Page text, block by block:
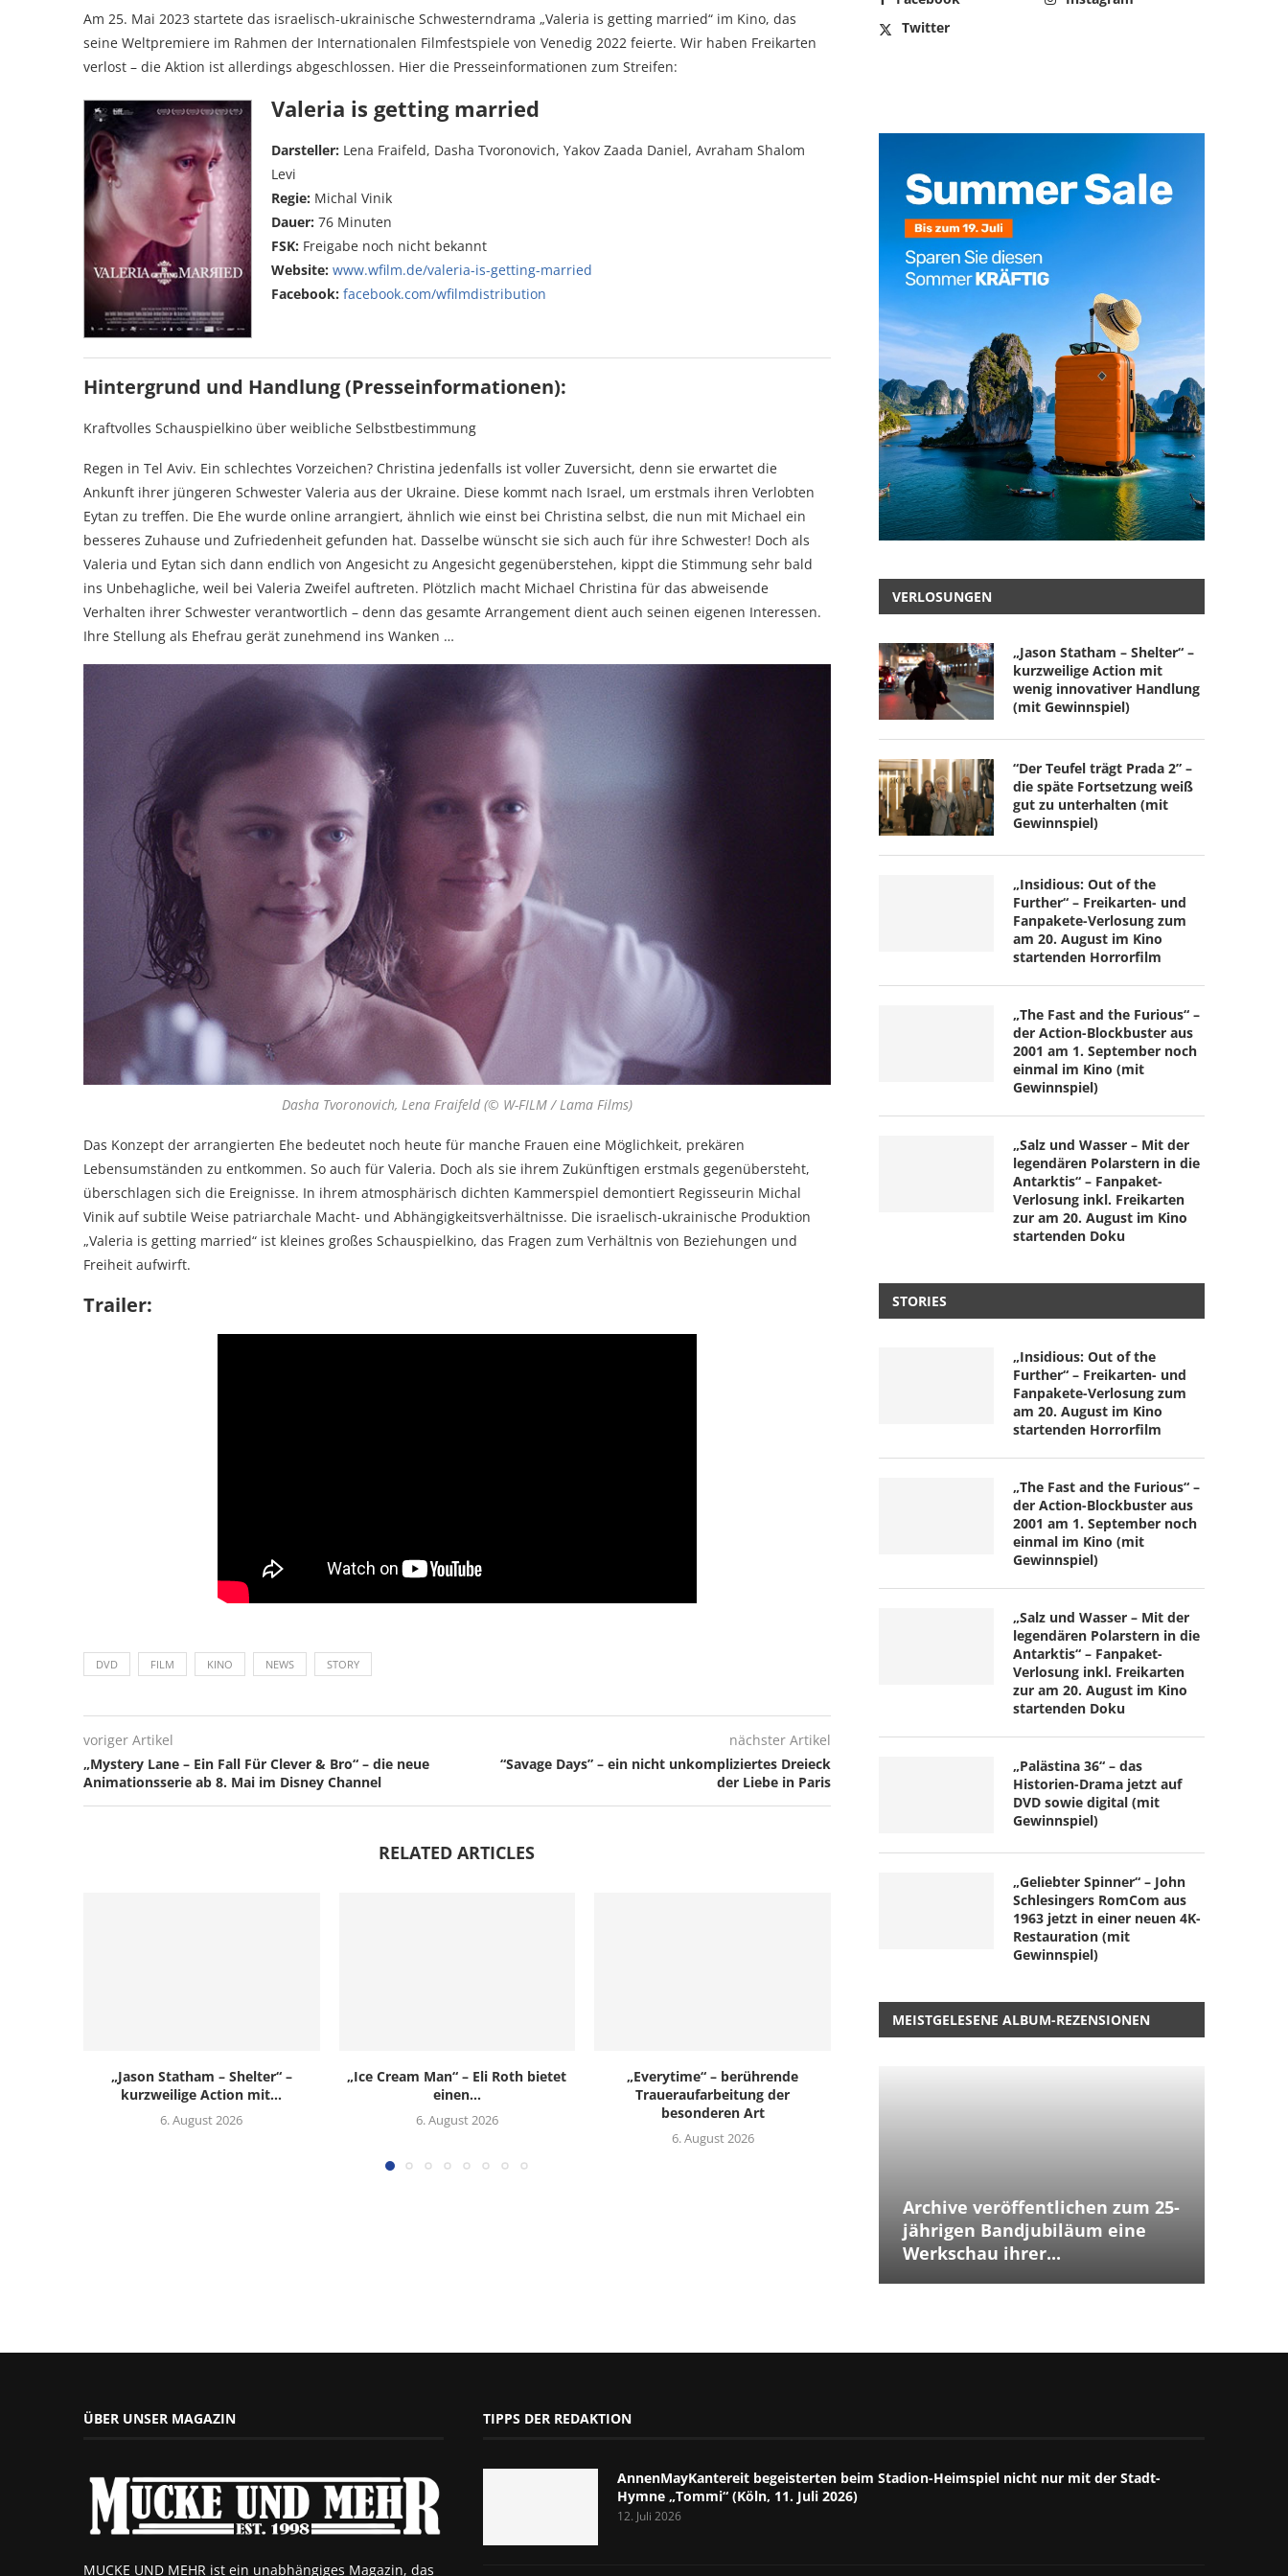
Am 25. Mai 2023 startete das israelisch-ukrainische Schwesterndrama „Valeria is getting married“ im Kino, das
seine Weltpremiere im Rahmen der Internationalen Filmfestspiele von Venedig 2022 feierte. Wir haben Freikarten
verlost – die Aktion ist allerdings abgeschlossen. Hier die Presseinformationen zum Streifen:
Valeria is getting married
Darsteller: Lena Fraifeld, Dasha Tvoronovich, Yakov Zaada Daniel, Avraham Shalom
Levi
Regie: Michal Vinik
Dauer: 76 Minuten
FSK: Freigabe noch nicht bekannt
Website: www.wfilm.de/valeria-is-getting-married
Facebook: facebook.com/wfilmdistribution
Hintergrund und Handlung (Presseinformationen):
Kraftvolles Schauspielkino über weibliche Selbstbestimmung
Regen in Tel Aviv. Ein schlechtes Vorzeichen? Christina jedenfalls ist voller Zuversicht, denn sie erwartet die
Ankunft ihrer jüngeren Schwester Valeria aus der Ukraine. Diese kommt nach Israel, um erstmals ihren Verlobten
Eytan zu treffen. Die Ehe wurde online arrangiert, ähnlich wie einst bei Christina selbst, die nun mit Michael ein
besseres Zuhause und Zufriedenheit gefunden hat. Dasselbe wünscht sie sich auch für ihre Schwester! Doch als
Valeria und Eytan sich dann endlich von Angesicht zu Angesicht gegenüberstehen, kippt die Stimmung sehr bald
ins Unbehagliche, weil bei Valeria Zweifel auftreten. Plötzlich macht Michael Christina für das abweisende
Verhalten ihrer Schwester verantwortlich – denn das gesamte Arrangement dient auch seinen eigenen Interessen.
Ihre Stellung als Ehefrau gerät zunehmend ins Wanken …
Dasha Tvoronovich, Lena Fraifeld (© W-FILM / Lama Films)
Das Konzept der arrangierten Ehe bedeutet noch heute für manche Frauen eine Möglichkeit, prekären
Lebensumständen zu entkommen. So auch für Valeria. Doch als sie ihrem Zukünftigen erstmals gegenübersteht,
überschlagen sich die Ereignisse. In ihrem atmosphärisch dichten Kammerspiel demontiert Regisseurin Michal
Vinik auf subtile Weise patriarchale Macht- und Abhängigkeitsverhältnisse. Die israelisch-ukrainische Produktion
„Valeria is getting married“ ist kleines großes Schauspielkino, das Fragen zum Verhältnis von Beziehungen und
Freiheit aufwirft.
Trailer:
DVD FILM KINO NEWS STORY
voriger Artikel
„Mystery Lane – Ein Fall Für Clever & Bro“ – die neue
Animationsserie ab 8. Mai im Disney Channel
nächster Artikel
“Savage Days” – ein nicht unkompliziertes Dreieck
der Liebe in Paris
RELATED ARTICLES
„Jason Statham – Shelter“ –
kurzweilige Action mit...
6. August 2026
„Ice Cream Man“ – Eli Roth bietet
einen...
6. August 2026
„Everytime“ – berührende
Traueraufarbeitung der
besonderen Art
6. August 2026
Twitter
VERLOSUNGEN
„Jason Statham – Shelter“ –
kurzweilige Action mit
wenig innovativer Handlung
(mit Gewinnspiel)
“Der Teufel trägt Prada 2” –
die späte Fortsetzung weiß
gut zu unterhalten (mit
Gewinnspiel)
„Insidious: Out of the
Further“ – Freikarten- und
Fanpakete-Verlosung zum
am 20. August im Kino
startenden Horrorfilm
„The Fast and the Furious“ –
der Action-Blockbuster aus
2001 am 1. September noch
einmal im Kino (mit
Gewinnspiel)
„Salz und Wasser – Mit der
legendären Polarstern in die
Antarktis“ – Fanpaket-
Verlosung inkl. Freikarten
zur am 20. August im Kino
startenden Doku
STORIES
„Insidious: Out of the
Further“ – Freikarten- und
Fanpakete-Verlosung zum
am 20. August im Kino
startenden Horrorfilm
„The Fast and the Furious“ –
der Action-Blockbuster aus
2001 am 1. September noch
einmal im Kino (mit
Gewinnspiel)
„Salz und Wasser – Mit der
legendären Polarstern in die
Antarktis“ – Fanpaket-
Verlosung inkl. Freikarten
zur am 20. August im Kino
startenden Doku
„Palästina 36“ – das
Historien-Drama jetzt auf
DVD sowie digital (mit
Gewinnspiel)
„Geliebter Spinner“ – John
Schlesingers RomCom aus
1963 jetzt in einer neuen 4K-
Restauration (mit
Gewinnspiel)
MEISTGELESENE ALBUM-REZENSIONEN
Archive veröffentlichen zum 25-
jährigen Bandjubiläum eine
Werkschau ihrer...
ÜBER UNSER MAGAZIN
MUCKE UND MEHR ist ein unabhängiges Magazin, das
TIPPS DER REDAKTION
AnnenMayKantereit begeisterten beim Stadion-Heimspiel nicht nur mit der Stadt-
Hymne „Tommi“ (Köln, 11. Juli 2026)
12. Juli 2026